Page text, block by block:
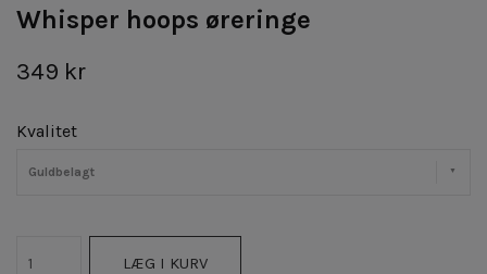
Whisper hoops øreringe
349 kr
Kvalitet
Guldbelagt
LÆG I KURV